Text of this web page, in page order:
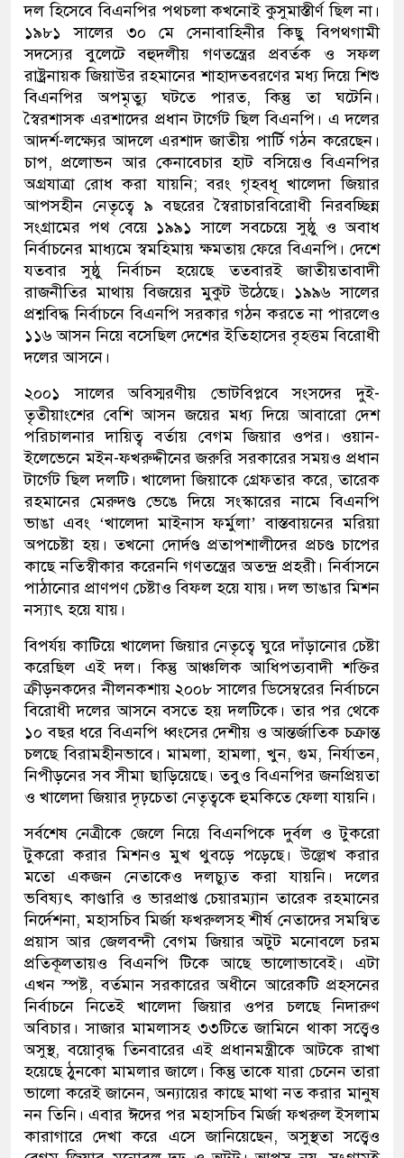
দল হিসেবে বিএনপির পথচলা কখনোই কুসুমাস্তীর্ণ ছিল না।
১৯৮১ সালের ৩০ মে সেনাবাহিনীর কিছু বিপথগামী
সদস্যের বুলেটে বহুদলীয় গণতন্ত্রের প্রবর্তক ও সফল
রাষ্ট্রনায়ক জিয়াউর রহমানের শাহাদতবরণের মধ্য দিয়ে শিশু
বিএনপির অপমৃত্যু ঘটতে পারত, কিন্তু তা ঘটেনি।
স্বৈরশাসক এরশাদের প্রধান টার্গেট ছিল বিএনপি। এ দলের
আদর্শ-লক্ষ্যের আদলে এরশাদ জাতীয় পার্টি গঠন করেছেন।
চাপ, প্রলোভন আর কেনাবেচার হাট বসিয়েও বিএনপির
অগ্রযাত্রা রোধ করা যায়নি; বরং গৃহবধূ খালেদা জিয়ার
আপসহীন নেতৃত্বে ৯ বছরের স্বৈরাচারবিরোধী নিরবচ্ছিন্ন
সংগ্রামের পথ বেয়ে ১৯৯১ সালে সবচেয়ে সুষ্ঠু ও অবাধ
নির্বাচনের মাধ্যমে স্বমহিমায় ক্ষমতায় ফেরে বিএনপি। দেশে
যতবার সুষ্ঠু নির্বাচন হয়েছে ততবারই জাতীয়তাবাদী
রাজনীতির মাথায় বিজয়ের মুকুট উঠেছে। ১৯৯৬ সালের
প্রশ্নবিদ্ধ নির্বাচনে বিএনপি সরকার গঠন করতে না পারলেও
১১৬ আসন নিয়ে বসেছিল দেশের ইতিহাসের বৃহত্তম বিরোধী
দলের আসনে।
২০০১ সালের অবিস্মরণীয় ভোটবিপ্লবে সংসদের দুই-
তৃতীয়াংশের বেশি আসন জয়ের মধ্য দিয়ে আবারো দেশ
পরিচালনার দায়িত্ব বর্তায় বেগম জিয়ার ওপর। ওয়ান-
ইলেভেনে মইন-ফখরুদ্দীনের জরুরি সরকারের সময়ও প্রধান
টার্গেট ছিল দলটি। খালেদা জিয়াকে গ্রেফতার করে, তারেক
রহমানের মেরুদণ্ড ভেঙে দিয়ে সংস্কারের নামে বিএনপি
ভাঙা এবং ‘খালেদা মাইনাস ফর্মুলা’ বাস্তবায়নের মরিয়া
অপচেষ্টা হয়। তখনো দোর্দণ্ড প্রতাপশালীদের প্রচণ্ড চাপের
কাছে নতিস্বীকার করেননি গণতন্ত্রের অতন্দ্র প্রহরী। নির্বাসনে
পাঠানোর প্রাণপণ চেষ্টাও বিফল হয়ে যায়। দল ভাঙার মিশন
নস্যাৎ হয়ে যায়।
বিপর্যয় কাটিয়ে খালেদা জিয়ার নেতৃত্বে ঘুরে দাঁড়ানোর চেষ্টা
করেছিল এই দল। কিন্তু আঞ্চলিক আধিপত্যবাদী শক্তির
ক্রীড়নকদের নীলনকশায় ২০০৮ সালের ডিসেম্বরের নির্বাচনে
বিরোধী দলের আসনে বসতে হয় দলটিকে। তার পর থেকে
১০ বছর ধরে বিএনপি ধ্বংসের দেশীয় ও আন্তর্জাতিক চক্রান্ত
চলছে বিরামহীনভাবে। মামলা, হামলা, খুন, গুম, নির্যাতন,
নিপীড়নের সব সীমা ছাড়িয়েছে। তবুও বিএনপির জনপ্রিয়তা
ও খালেদা জিয়ার দৃঢ়চেতা নেতৃত্বকে হুমকিতে ফেলা যায়নি।
সর্বশেষ নেত্রীকে জেলে নিয়ে বিএনপিকে দুর্বল ও টুকরো
টুকরো করার মিশনও মুখ থুবড়ে পড়েছে। উল্লেখ করার
মতো একজন নেতাকেও দলচ্যুত করা যায়নি। দলের
ভবিষ্যৎ কাণ্ডারি ও ভারপ্রাপ্ত চেয়ারম্যান তারেক রহমানের
নির্দেশনা, মহাসচিব মির্জা ফখরুলসহ শীর্ষ নেতাদের সমন্বিত
প্রয়াস আর জেলবন্দী বেগম জিয়ার অটুট মনোবলে চরম
প্রতিকূলতায়ও বিএনপি টিকে আছে ভালোভাবেই। এটা
এখন স্পষ্ট, বর্তমান সরকারের অধীনে আরেকটি প্রহসনের
নির্বাচনে নিতেই খালেদা জিয়ার ওপর চলছে নিদারুণ
অবিচার। সাজার মামলাসহ ৩৩টিতে জামিনে থাকা সত্ত্বেও
অসুস্থ, বয়োবৃদ্ধ তিনবারের এই প্রধানমন্ত্রীকে আটকে রাখা
হয়েছে ঠুনকো মামলার জালে। কিন্তু তাকে যারা চেনেন তারা
ভালো করেই জানেন, অন্যায়ের কাছে মাথা নত করার মানুষ
নন তিনি। এবার ঈদের পর মহাসচিব মির্জা ফখরুল ইসলাম
কারাগারে দেখা করে এসে জানিয়েছেন, অসুস্থতা সত্ত্বেও